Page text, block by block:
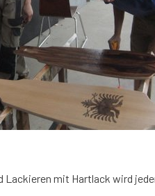
Lackieren mit Hartlack wird